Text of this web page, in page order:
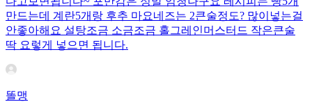
만드는데 계란5개랑 후추 마요네즈는 2큰술정도? 많이넣는걸
안좋아해요 설탕조금 소금조금 홀그레인머스터드 작은큰술
딱 요렇게 넣으면 됩니다.
똘맹